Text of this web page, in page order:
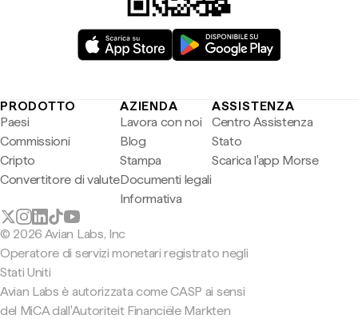
PRODOTTO
Paesi
Commissioni
Cripto
Convertitore di valute
AZIENDA
Lavora con noi
Blog
Stampa
Documenti legali
Informativa
ASSISTENZA
Centro Assistenza
Stato
Scarica l'app Morse
© 2026 Avian Labs, Inc
Operatore di servizi monetari registrato negli
Stati Uniti
Avian Labs è autorizzata come CASP ai sensi
del MiCA dall'Autoriteit Financiële Markten